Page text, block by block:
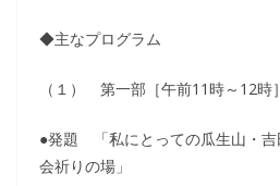
◆主なプログラム
（１） 第一部［午前11時～12時］
●発題 「私にとっての瓜生山・
会祈りの場」